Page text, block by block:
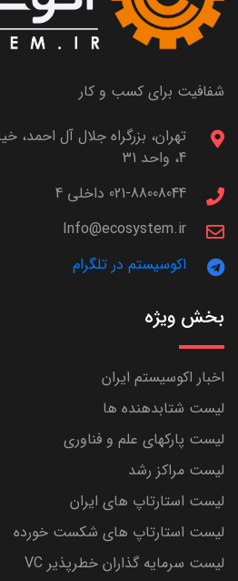
شفافیت برای کسب و کار
4، واحد 31
021-88008044 داخلی 4
Info@ecosystem.ir
اکوسیستم در تلگرام
بخش ویژه
اخبار اکوسیستم ایران
لیست شتابدهنده ها
لیست پارکهای علم و فناوری
لیست مراکز رشد
لیست استارتاپ های ایران
لیست استارتاپ های شکست خورده
لیست سرمایه گذاران خطرپذیر VC